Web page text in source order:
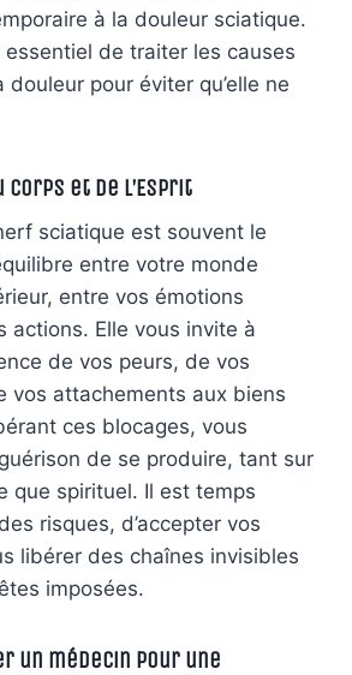
à la douleur sciatique.
de traiter les causes
pour éviter qu’elle ne
Corps et de l’Esprit
sciatique est souvent le
entre votre monde
entre vos émotions
actions. Elle vous invite à
de vos peurs, de vos
vos attachements aux biens
ces blocages, vous
de se produire, tant sur
que spirituel. Il est temps
risques, d’accepter vos
libérer des chaînes invisibles
imposées.
un médecin pour une